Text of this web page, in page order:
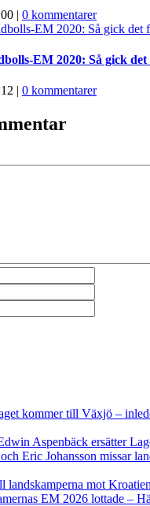
| 0 kommentarer
EM 2020: Så gick det
| 0 kommentarer
kommer till Växjö –
Aspenbäck ersätter
Eric Johansson missar
landskamperna mot
EM 2026 lottade –